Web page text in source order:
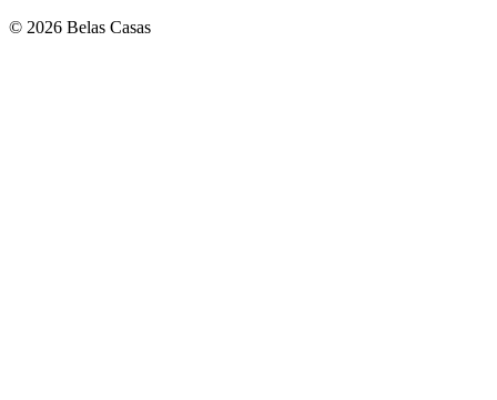
© 2026 Belas Casas